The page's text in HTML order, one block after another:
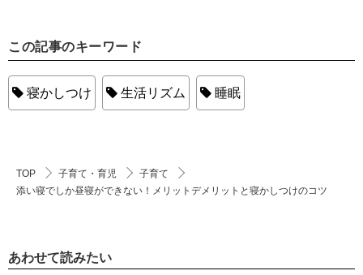
この記事のキーワード
寝かしつけ 生活リズム 睡眠
TOP 子育て・育児
子育て
添い寝でしか昼寝ができない！メリットデメリットと寝かしつけのコツ
あわせて読みたい